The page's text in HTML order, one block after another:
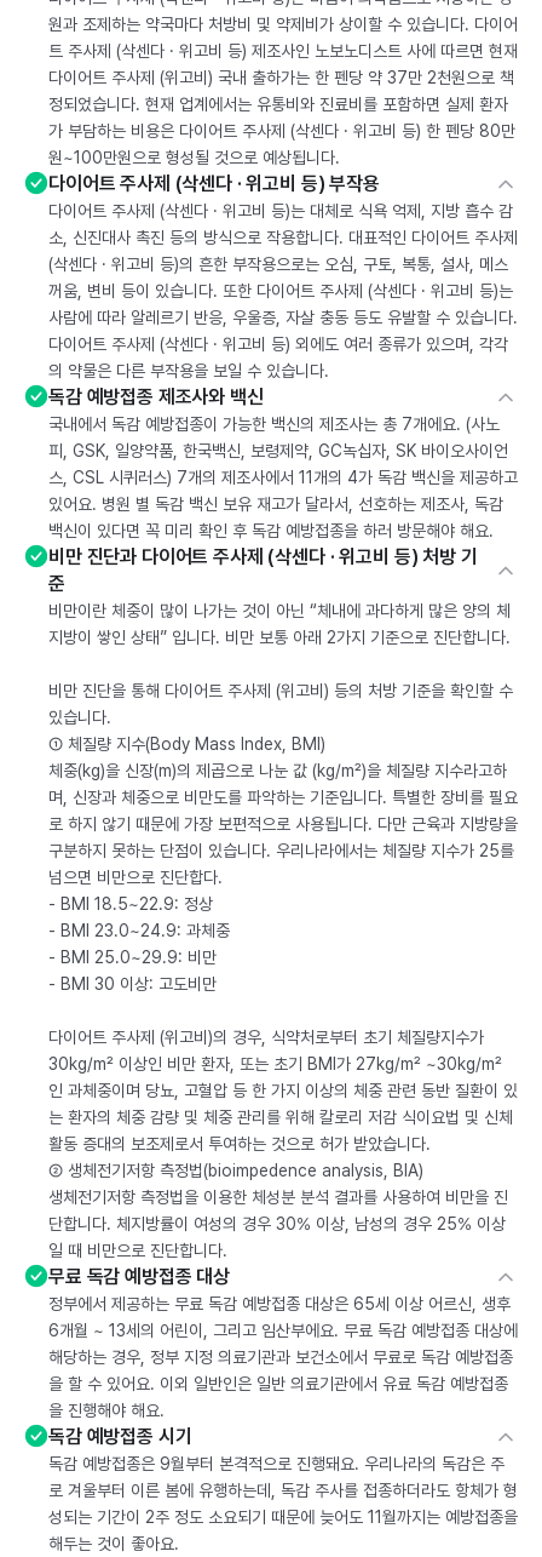
원과 조제하는 약국마다 처방비 및 약제비가 상이할 수 있습니다. 다이어
트 주사제 (삭센다 · 위고비 등) 제조사인 노보노디스트 사에 따르면 현재
다이어트 주사제 (위고비) 국내 출하가는 한 펜당 약 37만 2천원으로 책
정되었습니다. 현재 업계에서는 유통비와 진료비를 포함하면 실제 환자
가 부담하는 비용은 다이어트 주사제 (삭센다 · 위고비 등) 한 펜당 80만
원~100만원으로 형성될 것으로 예상됩니다.
다이어트 주사제 (삭센다 · 위고비 등) 부작용
다이어트 주사제 (삭센다 · 위고비 등)는 대체로 식욕 억제, 지방 흡수 감
소, 신진대사 촉진 등의 방식으로 작용합니다. 대표적인 다이어트 주사제
(삭센다 · 위고비 등)의 흔한 부작용으로는 오심, 구토, 복통, 설사, 메스
꺼움, 변비 등이 있습니다. 또한 다이어트 주사제 (삭센다 · 위고비 등)는
사람에 따라 알레르기 반응, 우울증, 자살 충동 등도 유발할 수 있습니다.
다이어트 주사제 (삭센다 · 위고비 등) 외에도 여러 종류가 있으며, 각각
의 약물은 다른 부작용을 보일 수 있습니다.
독감 예방접종 제조사와 백신
국내에서 독감 예방접종이 가능한 백신의 제조사는 총 7개에요. (사노
피, GSK, 일양약품, 한국백신, 보령제약, GC녹십자, SK 바이오사이언
스, CSL 시퀴러스) 7개의 제조사에서 11개의 4가 독감 백신을 제공하고
있어요. 병원 별 독감 백신 보유 재고가 달라서, 선호하는 제조사, 독감
백신이 있다면 꼭 미리 확인 후 독감 예방접종을 하러 방문해야 해요.
비만 진단과 다이어트 주사제 (삭센다 · 위고비 등) 처방 기
준
비만이란 체중이 많이 나가는 것이 아닌 “체내에 과다하게 많은 양의 체
지방이 쌓인 상태” 입니다. 비만 보통 아래 2가지 기준으로 진단합니다.
비만 진단을 통해 다이어트 주사제 (위고비) 등의 처방 기준을 확인할 수
있습니다.
① 체질량 지수(Body Mass Index, BMI)
체중(kg)을 신장(m)의 제곱으로 나눈 값 (kg/m²)을 체질량 지수라고하
며, 신장과 체중으로 비만도를 파악하는 기준입니다. 특별한 장비를 필요
로 하지 않기 때문에 가장 보편적으로 사용됩니다. 다만 근육과 지방량을
구분하지 못하는 단점이 있습니다. 우리나라에서는 체질량 지수가 25를
넘으면 비만으로 진단합다.
- BMI 18.5~22.9: 정상
- BMI 23.0~24.9: 과체중
- BMI 25.0~29.9: 비만
- BMI 30 이상: 고도비만
다이어트 주사제 (위고비)의 경우, 식약처로부터 초기 체질량지수가
30kg/m² 이상인 비만 환자, 또는 초기 BMI가 27kg/m² ~30kg/m²
인 과체중이며 당뇨, 고혈압 등 한 가지 이상의 체중 관련 동반 질환이 있
는 환자의 체중 감량 및 체중 관리를 위해 칼로리 저감 식이요법 및 신체
활동 증대의 보조제로서 투여하는 것으로 허가 받았습니다.
② 생체전기저항 측정법(bioimpedence analysis, BIA)
생체전기저항 측정법을 이용한 체성분 분석 결과를 사용하여 비만을 진
단합니다. 체지방률이 여성의 경우 30% 이상, 남성의 경우 25% 이상
일 때 비만으로 진단합니다.
무료 독감 예방접종 대상
정부에서 제공하는 무료 독감 예방접종 대상은 65세 이상 어르신, 생후
6개월 ~ 13세의 어린이, 그리고 임산부에요. 무료 독감 예방접종 대상에
해당하는 경우, 정부 지정 의료기관과 보건소에서 무료로 독감 예방접종
을 할 수 있어요. 이외 일반인은 일반 의료기관에서 유료 독감 예방접종
을 진행해야 해요.
독감 예방접종 시기
독감 예방접종은 9월부터 본격적으로 진행돼요. 우리나라의 독감은 주
로 겨울부터 이른 봄에 유행하는데, 독감 주사를 접종하더라도 항체가 형
성되는 기간이 2주 정도 소요되기 때문에 늦어도 11월까지는 예방접종을
해두는 것이 좋아요.